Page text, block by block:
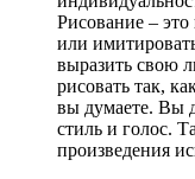
Рисование – это
или
выразить свою
рисовать так,
вы думаете. Вы
стиль и голос.
произведения